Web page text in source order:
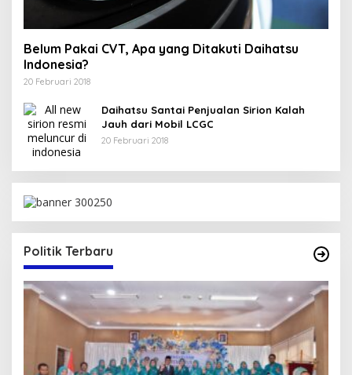
Belum Pakai CVT, Apa yang Ditakuti Daihatsu
Indonesia?
20 Februari 2018
Daihatsu Santai Penjualan Sirion Kalah
Jauh dari Mobil LCGC
20 Februari 2018
Politik Terbaru